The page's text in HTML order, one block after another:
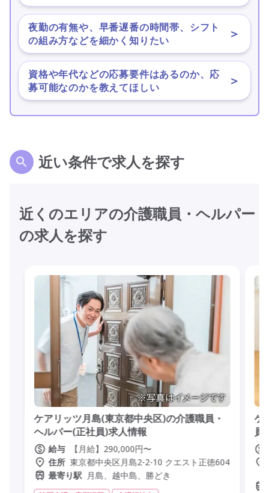
夜勤の有無や、早番遅番の時間帯、シフト
の組み方などを細かく知りたい
＞
資格や年代などの応募要件はあるのか、応
募可能なのかを教えてほしい
＞
近い条件で求人を探す
近くのエリアの介護職員・ヘルパー
の求人を探す
ケアリッツ月島(東京都中央区)の介護職員・
ヘルパー(正社員)求人情報
給与
【月給】290,000円〜
住所 東京都中央区月島2-2-10 クエスト正徳604
最寄り駅 月島、越中島、勝どき
ケ
員